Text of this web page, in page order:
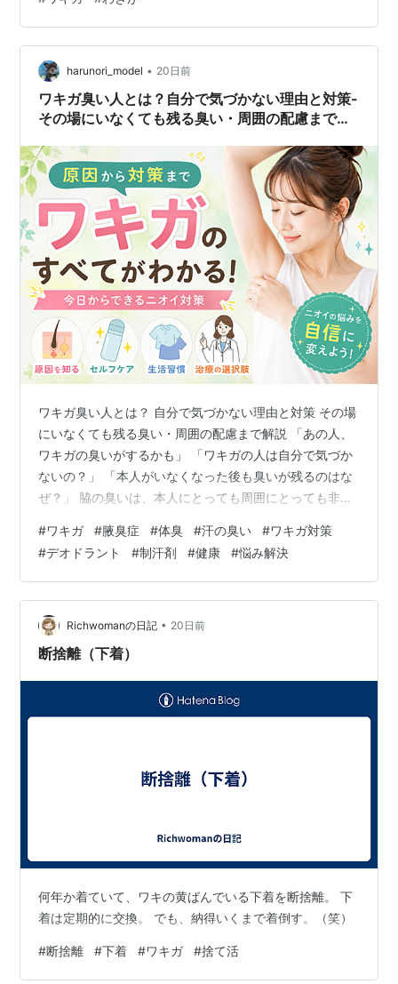
対人恐怖症がひどくなる。
harunori_model • 20日前
ワキガ臭い人とは？自分で気づかない理由と対策-
その場にいなくても残る臭い・周囲の配慮まで解
ワキガ臭い人とは？ 自分で気づかない理由と対策 その場
にいなくても残る臭い・周囲の配慮まで解説 「あの人、
ワキガの臭いがするかも」 「ワキガの人は自分で気づか
ないの？」 「本人がいなくなった後も臭いが残るのはな
ぜ？」 脇の臭いは、本人にとっても周囲にとっても非常
どでは、ワキガの臭いが気になってしまうことがありま
す。 一方で、ワキガは単純に「不潔だから臭う」という
ものではありません。 体質や汗腺の特徴が関係する場合
もあり、本人が自分の臭いに気づきにくいこともありま
す。 このブログでは、ワキガとは何か、自分で気づかな
い理由、臭いが残る原因、効果的…
#ワキガ #腋臭症 #体臭 #汗の臭い #ワキガ対策
#デオドラント #制汗剤 #健康 #悩み解決
Richwomanの日記 • 20日前
断捨離（下着）
何年か着ていて、ワキの黄ばんでいる下着を断捨離。 下
着は定期的に交換。 でも、納得いくまで着倒す。（笑）
#断捨離 #下着 #ワキガ #捨て活